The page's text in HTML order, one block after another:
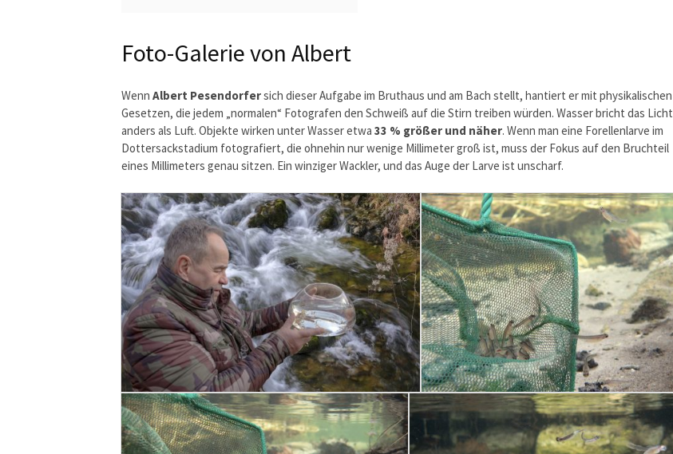
Foto-Galerie von Albert
Wenn Albert Pesendorfersich dieser Aufgabe im Bruthaus und am Bach stellt, hantiert er mit physikalischen
Gesetzen, die jedem „normalen“ Fotografen den Schweiß auf die Stirn treiben würden. Wasser bricht das Licht
anders als Luft. Objekte wirken unter Wasser etwa 33 % größer und näher. Wenn man eine Forellenlarve im
Dottersackstadium fotografiert, die ohnehin nur wenige Millimeter groß ist, muss der Fokus auf den Bruchteil
eines Millimeters genau sitzen. Ein winziger Wackler, und das Auge der Larve ist unscharf.